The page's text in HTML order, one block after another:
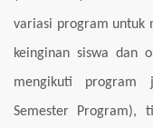
variasi program untuk
keinginan siswa dan
mengikuti program
Semester Program),